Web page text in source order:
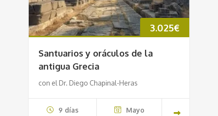
3.025€
Santuarios y oráculos de la
antigua Grecia
con el Dr. Diego Chapinal-Heras
9 días Mayo